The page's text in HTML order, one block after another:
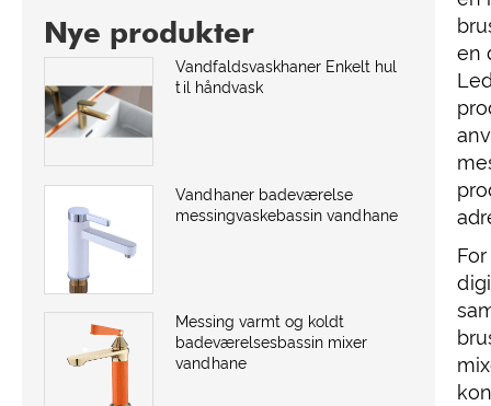
Nye produkter
Vandfaldsvaskhaner Enkelt hul
til håndvask
Vandhaner badeværelse
messingvaskebassin vandhane
Messing varmt og koldt
badeværelsesbassin mixer
vandhane
en